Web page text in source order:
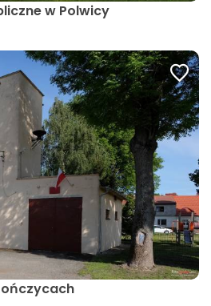
w Polwicy